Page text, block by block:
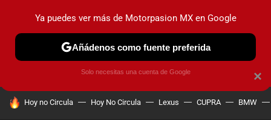
PRUEBAS INDUSTRIA HOY NO CIRCULA
HOY SE HABLA DE
Hoy no Circula Hoy No Circula Lexus CUPRA BMW
×
Ya puedes ver más de Motorpasion MX en Google
Añádenos como fuente preferida
Solo necesitas una cuenta de Google